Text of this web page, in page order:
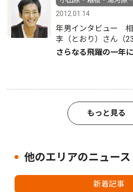
2012.01.14
年男インタビュー
李（とおり）さん（23
さらなる飛躍の一年に
もっと見る
他のエリアのニュース
新着記事